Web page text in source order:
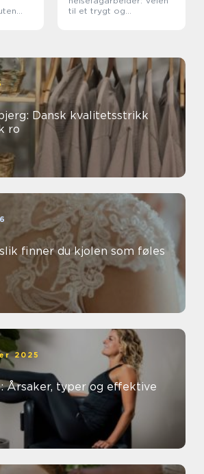
til et trygt og
Dansk kvalitetsstrikk
ro
2025
Årsaker, typer og effektive